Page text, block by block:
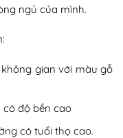
ngủ của mình.
gian với màu gỗ
độ bền cao
có tuổi thọ cao.